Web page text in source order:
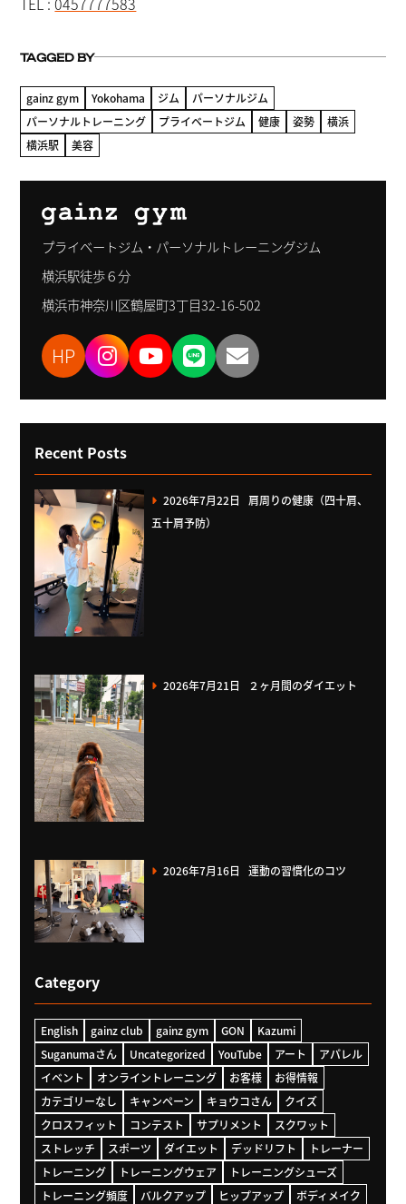
TAGGED BY
gainz gym Yokohama ジム
パーソナルジム
パーソナルトレーニング
プライベートジム 健康 姿勢
横浜
横浜駅
美容
プライベートジム・パーソナルトレーニングジム
横浜駅徒歩６分
横浜市神奈川区鶴屋町3丁目32-16-502
HP
Recent Posts
2026年7月22日
肩周りの健康（四十肩、
五十肩予防）
2026年7月21日 ２ヶ月間のダイエット
2026年7月16日 運動の習慣化のコツ
Category
English gainz club gainz gym GON
Kazumi
Suganumaさん
Uncategorized YouTube アート
アパレル
イベント
オンライントレーニング お客様
お得情報
カテゴリーなし
キャンペーン キョウコさん
クイズ
クロスフィット
コンテスト サプリメント
スクワット
ストレッチ
スポーツ ダイエット デッドリフト
トレーナー
トレーニング
トレーニングウェア
トレーニングシューズ
トレーニング頻度
バルクアップ ヒップアップ
ボディメイク